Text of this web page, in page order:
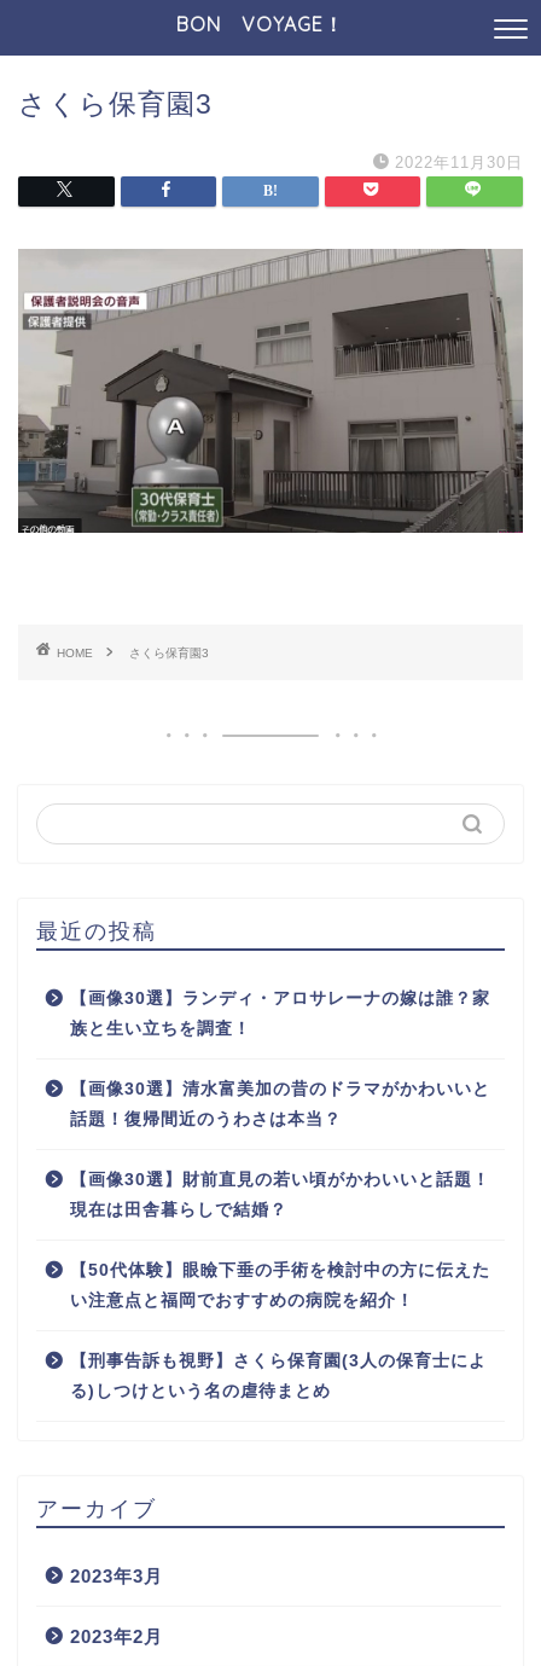
BON VOYAGE！
さくら保育園3
2022年11月30日
HOME さくら保育園3
最近の投稿
【画像30選】ランディ・アロサレーナの嫁は誰？家
族と生い立ちを調査！
【画像30選】清水富美加の昔のドラマがかわいいと
話題！復帰間近のうわさは本当？
【画像30選】財前直見の若い頃がかわいいと話題！
現在は田舎暮らしで結婚？
【50代体験】眼瞼下垂の手術を検討中の方に伝えた
い注意点と福岡でおすすめの病院を紹介！
【刑事告訴も視野】さくら保育園(3人の保育士によ
る)しつけという名の虐待まとめ
アーカイブ
2023年3月
2023年2月